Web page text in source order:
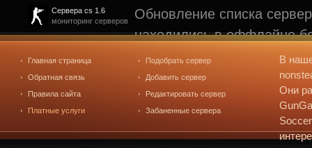
Сервера cs 1.6
мониторинг серверов
Обновление списка
находились в оффлайне
рейтинге не участвуют.
редактирования
.
Главная страница
Обратная связь
Правила сайта
Платные услуги
Подобрать сервер
Добавить сервер
Редактировать сервер
Забаненные сервера
В
Они